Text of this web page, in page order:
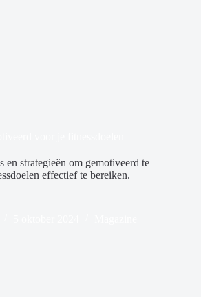
en strategieën om gemotiveerd te
effectief te bereiken.